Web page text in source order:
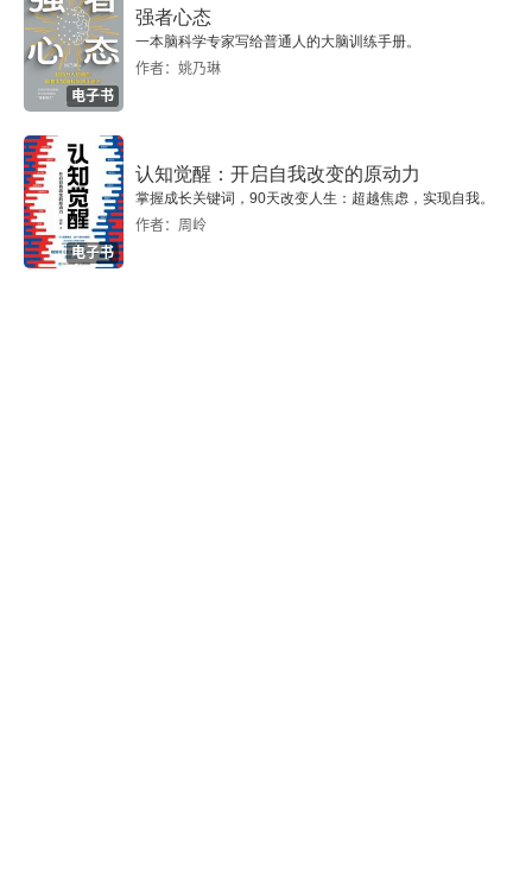
电子书
强者心态
一本脑科学专家写给普通人的大脑训练手册。
作者：姚乃琳
电子书
认知觉醒：开启自我改变的原动力
掌握成长关键词，90天改变人生：超越焦虑，实现自我。
作者：周岭